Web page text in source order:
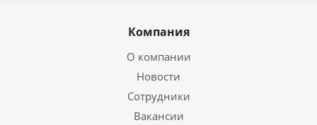
Компания
О компании
Новости
Сотрудники
Вакансии